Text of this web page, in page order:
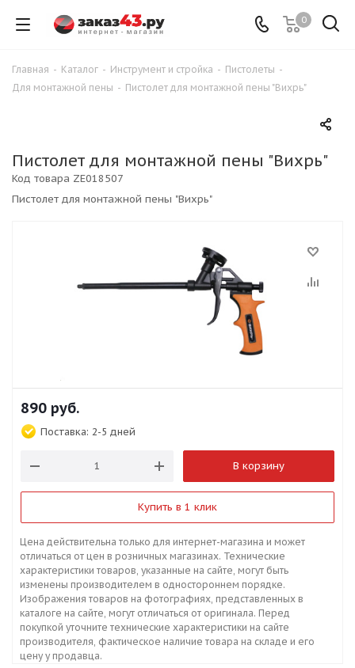
0
Главная - Каталог - Инструмент и стройка - Пистолеты -
Для монтажной пены - Пистолет для монтажной пены "Вихрь"
Пистолет для монтажной пены "Вихрь"
Пистолет для монтажной пены "Вихрь"
Код товара ZE018507
890 руб.
Поставка: 2-5 дней
В корзину
Купить в 1 клик
Цена действительна только для интернет-магазина и может
отличаться от цен в розничных магазинах. Технические
характеристики товаров, указанные на сайте, могут быть
изменены производителем в одностороннем порядке.
Изображения товаров на фотографиях, представленных в
каталоге на сайте, могут отличаться от оригинала. Перед
покупкой уточните технические характеристики на сайте
производителя, фактическое наличие товара на складе и его
цену у продавца.